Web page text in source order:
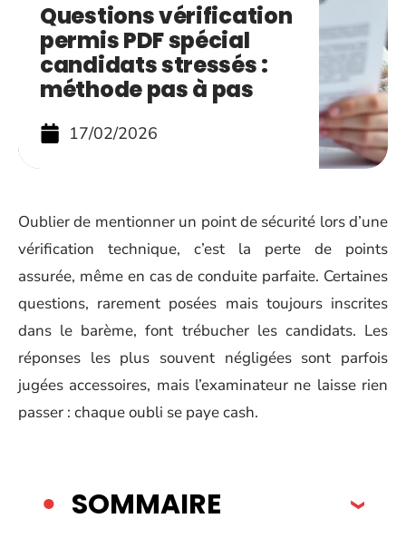
Questions vérification
permis PDF spécial
candidats stressés :
méthode pas à pas
17/02/2026
Oublier de mentionner un point de sécurité lors d’une
vérification technique, c’est la perte de points
assurée, même en cas de conduite parfaite. Certaines
questions, rarement posées mais toujours inscrites
dans le barème, font trébucher les candidats. Les
réponses les plus souvent négligées sont parfois
jugées accessoires, mais l’examinateur ne laisse rien
passer : chaque oubli se paye cash.
SOMMAIRE